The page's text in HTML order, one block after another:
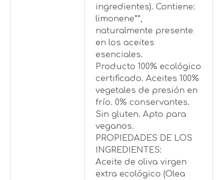
ingredientes). Contiene:
limonene**,
naturalmente presente
en los aceites
esenciales.
Producto 100% ecológico
certificado. Aceites 100%
vegetales de presión en
frío. 0% conservantes.
Sin gluten. Apto para
veganos.
PROPIEDADES DE LOS
INGREDIENTES:
Aceite de oliva virgen
extra ecológico (Olea